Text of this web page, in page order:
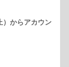
）からアカウン